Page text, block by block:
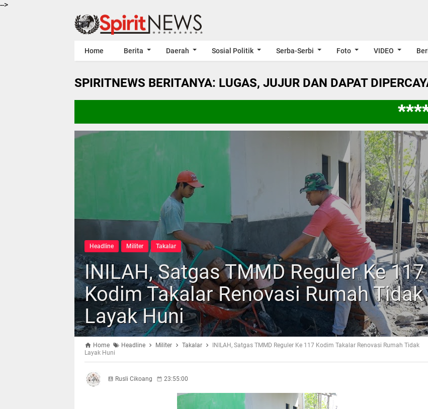
-->
Home Berita Daerah Sosial Politik Serba-Serbi Foto VIDEO
SPIRITNEWS BERITANYA: LUGAS, JUJUR DAN DAPAT
****
Headline Militer Takalar
INILAH, Satgas TMMD Reguler Ke 117
Kodim Takalar Renovasi Rumah Tidak
Layak Huni
Home Headline Militer Takalar
INILAH, Satgas TMMD Reguler Ke 117 Kodim Takalar Renovasi Rumah Tidak
Layak Huni
Rusli Cikoang 23:55:00